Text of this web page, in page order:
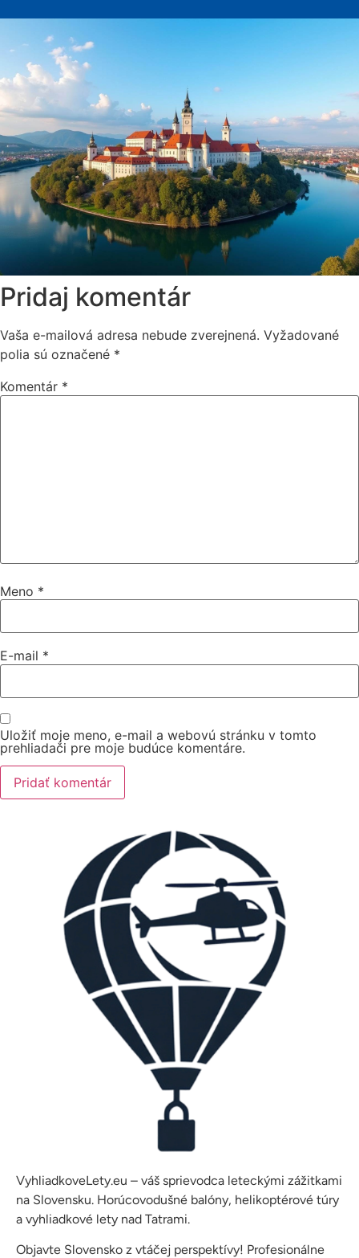
Pridaj komentár
Vaša e-mailová adresa nebude zverejnená. Vyžadované
polia sú označené *
Komentár *
Meno *
E-mail *
Uložiť moje meno, e-mail a webovú stránku v tomto
prehliadači pre moje budúce komentáre.
VyhliadkoveLety.eu – váš sprievodca leteckými zážitkami
na Slovensku. Horúcovodušné balóny, helikoptérové túry
a vyhliadkové lety nad Tatrami.
Objavte Slovensko z vtáčej perspektívy! Profesionálne